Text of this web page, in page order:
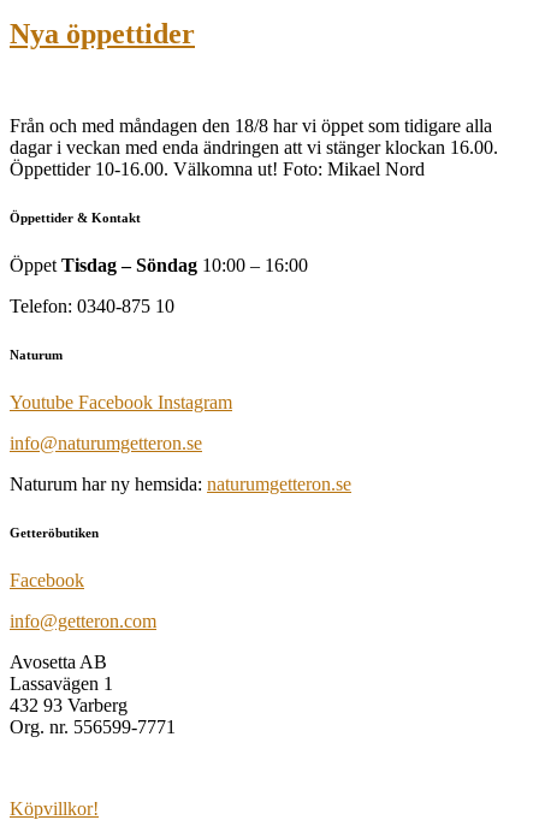
Nya öppettider
Från och med måndagen den 18/8 har vi öppet som tidigare alla
dagar i veckan med enda ändringen att vi stänger klockan 16.00.
Öppettider 10-16.00. Välkomna ut! Foto: Mikael Nord
Öppettider & Kontakt
Öppet Tisdag – Söndag 10:00 – 16:00
Telefon: 0340-875 10
Naturum
Youtube Facebook Instagram
info@naturumgetteron.se
Naturum har ny hemsida: naturumgetteron.se
Getteröbutiken
Facebook
info@getteron.com
Avosetta AB
Lassavägen 1
432 93 Varberg
Org. nr. 556599-7771
Köpvillkor!